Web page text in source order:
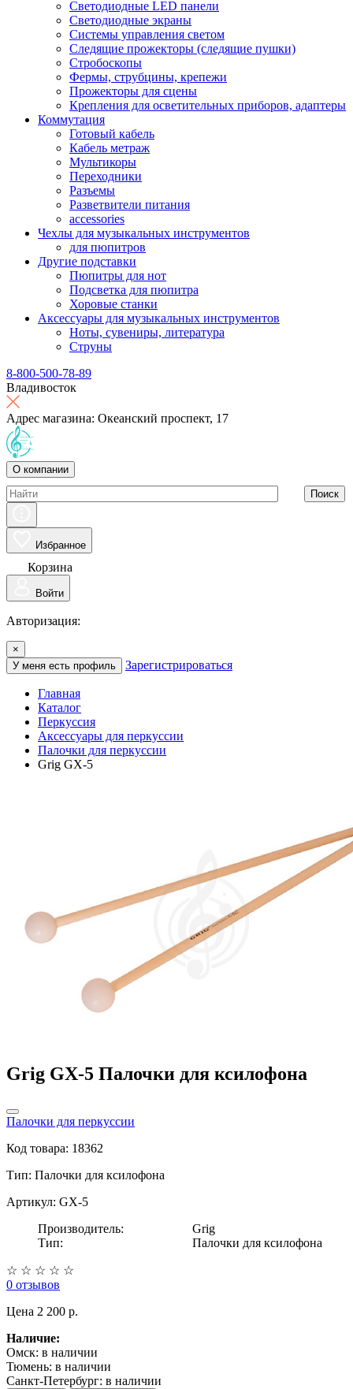
Светодиодные LED панели
Светодиодные экраны
Системы управления светом
Следящие прожекторы (следящие пушки)
Стробоскопы
Фермы, струбцины, крепежи
Прожекторы для сцены
Крепления для осветительных приборов, адаптеры
Коммутация
Готовый кабель
Кабель метраж
Мультикоры
Переходники
Разъемы
Разветвители питания
accessories
Чехлы для музыкальных инструментов
для пюпитров
Другие подставки
Пюпитры для нот
Подсветка для пюпитра
Хоровые станки
Аксессуары для музыкальных инструментов
Ноты, сувениры, литература
Струны
8-800-500-78-89
Владивосток
Адрес магазина: Океанский проспект, 17
О компании
Поиск
Избранное
Корзина
Войти
Авторизация:
×
У меня есть профиль
Зарегистрироваться
Главная
Каталог
Перкуссия
Аксессуары для перкуссии
Палочки для перкуссии
Grig GX-5
Grig GX-5 Палочки для ксилофона
Палочки для перкуссии
Код товара: 18362
Тип: Палочки для ксилофона
Артикул: GX-5
Производитель:
Grig
Тип:
Палочки для ксилофона
☆ ☆ ☆ ☆ ☆
0 отзывов
Цена 2 200 p.
Наличие:
Омск: в наличии
Тюмень: в наличии
Санкт-Петербург: в наличии